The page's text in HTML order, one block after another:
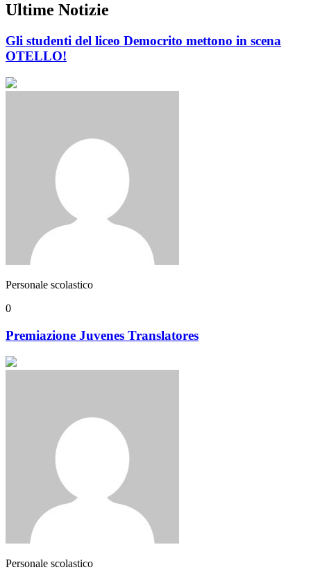
Ultime Notizie
Gli studenti del liceo Democrito mettono in scena
OTELLO!
Personale scolastico
0
Premiazione Juvenes Translatores
Personale scolastico